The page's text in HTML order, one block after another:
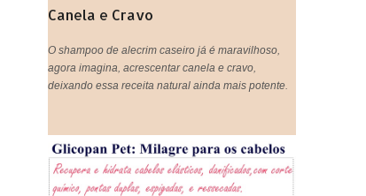
Canela e Cravo
O shampoo de alecrim caseiro já é maravilhoso,
agora imagina, acrescentar canela e cravo,
deixando essa receita natural ainda mais potente.